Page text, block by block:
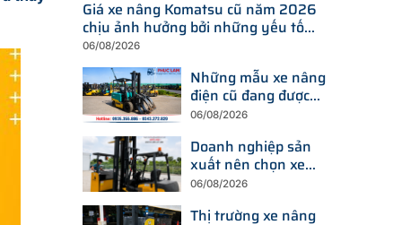
Giá xe nâng Komatsu cũ năm 2026
chịu ảnh hưởng bởi những yếu tố
nào?
06/08/2026
Những mẫu xe nâng
điện cũ đang được
tìm kiếm nhiều nhất
nay
06/08/2026
Doanh nghiệp sản
xuất nên chọn xe
nâng điện hay xe
chi phí?
06/08/2026
Thị trường xe nâng